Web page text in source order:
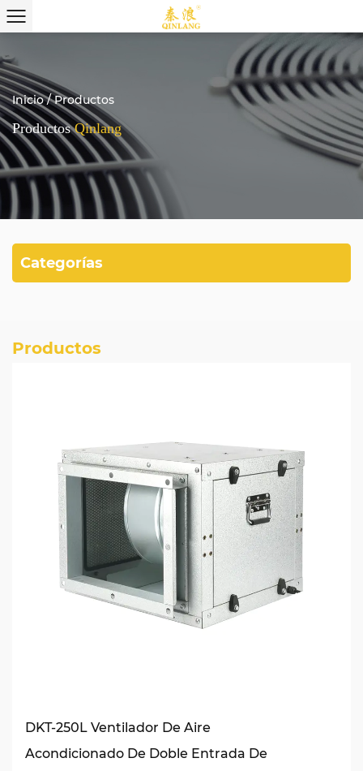
Inicio/Productos
ProductosQinlang
Categorías
Productos
DKT-250L Ventilador De Aire
Acondicionado De Doble Entrada De